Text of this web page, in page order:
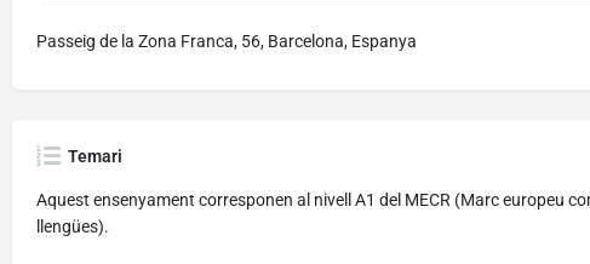
Passeig de la Zona Franca, 56, Barcelona, Espanya
Temari
Aquest ensenyament corresponen al nivell A1 del MECR (Marc europeu
llengües).